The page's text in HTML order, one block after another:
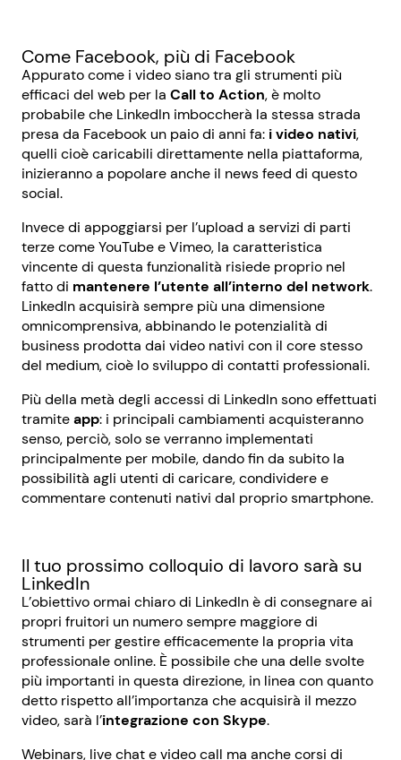
Come Facebook, più di Facebook
Appurato come i video siano tra gli strumenti più
efficaci del web per la Call to Action, è molto
probabile che LinkedIn imboccherà la stessa strada
presa da Facebook un paio di anni fa: i video nativi,
quelli cioè caricabili direttamente nella piattaforma,
inizieranno a popolare anche il news feed di questo
social.
Invece di appoggiarsi per l’upload a servizi di parti
terze come YouTube e Vimeo, la caratteristica
vincente di questa funzionalità risiede proprio nel
fatto di mantenere l’utente all’interno del network.
LinkedIn acquisirà sempre più una dimensione
omnicomprensiva, abbinando le potenzialità di
business prodotta dai video nativi con il core stesso
del medium, cioè lo sviluppo di contatti professionali.
Più della metà degli accessi di LinkedIn sono effettuati
tramiteapp: i principali cambiamenti acquisteranno
senso, perciò, solo se verranno implementati
principalmente per mobile, dando fin da subito la
possibilità agli utenti di caricare, condividere e
commentare contenuti nativi dal proprio smartphone.
Il tuo prossimo colloquio di lavoro sarà su
LinkedIn
L’obiettivo ormai chiaro di LinkedIn è di consegnare ai
propri fruitori un numero sempre maggiore di
strumenti per gestire efficacemente la propria vita
professionale online. È possibile che una delle svolte
più importanti in questa direzione, in linea con quanto
detto rispetto all’importanza che acquisirà il mezzo
video, sarà l’integrazione con Skype.
Webinars, live chat e video call ma anche corsi di